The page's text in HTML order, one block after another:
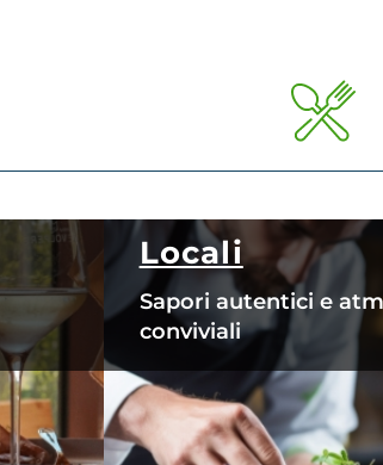
Locali
Sapori autentici e
conviviali